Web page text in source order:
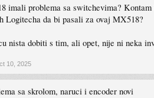
imali problema sa switchevima?
Logitecha da bi pasali za ovaj MX518?
nista dobiti s tim, ali opet, nije ni neka
10, 2025
sa skrolom, naruci i encoder novi